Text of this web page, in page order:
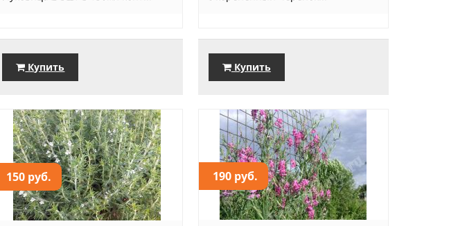
Купить Купить
150 руб. 190 руб.